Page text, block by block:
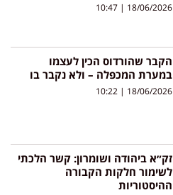
18/06/2026
הקבר שהורדוס הכין לעצמו
במערת המכפלה – ולא נקבר בו
18/06/2026
זק״א ביהודה ושומרון: קשר הלכתי
לשימור חלקות הקבורה
ההיסטוריות